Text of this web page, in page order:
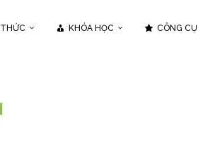
KHÓA HỌC CÔNG CỤ